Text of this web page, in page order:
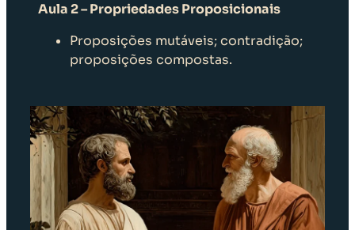
Aula 2 – Propriedades Proposicionais
Proposições mutáveis; contradição;
proposições compostas.